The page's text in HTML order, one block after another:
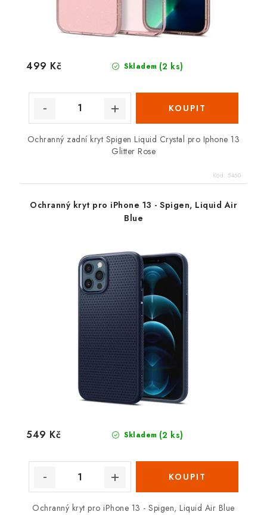
Skladem (2 ks)
499 Kč
Ochranný zadní kryt Spigen Liquid Crystal pro Iphone 13
Glitter Rose
Kód: 5460
Ochranný kryt pro iPhone 13 - Spigen, Liquid Air
Blue
Skladem (2 ks)
549 Kč
Ochranný kryt pro iPhone 13 - Spigen, Liquid Air Blue